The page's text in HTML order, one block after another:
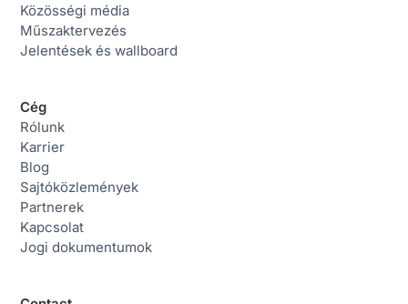
Közösségi média
Műszaktervezés
Jelentések és wallboard
Cég
Rólunk
Karrier
Blog
Sajtóközlemények
Partnerek
Kapcsolat
Jogi dokumentumok